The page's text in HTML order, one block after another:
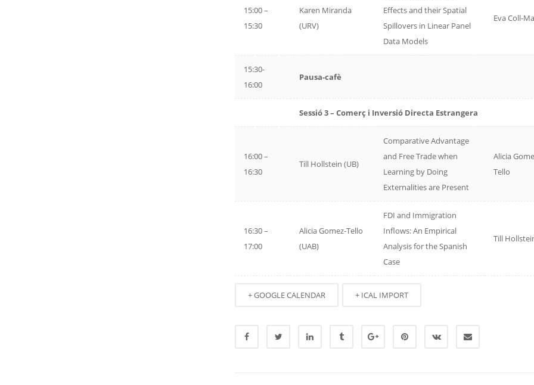
15:00 –
15:30
Karen Miranda
(URV)
Effects and their Spatial
Spillovers in Linear Panel
Data Models
Eva Coll-
15:30-
16:00
Pausa-cafè
Sessió 3 – Comerç i Inversió Directa Estrangera
16:00 –
16:30
Till Hollstein (UB)
Comparative Advantage
and Free Trade when
Learning by Doing
Externalities are Present
Alicia
Tello
16:30 –
17:00
Alicia Gomez-Tello
(UAB)
FDI and Immigration
Inflows: An Empirical
Analysis for the Spanish
Case
Till
+ GOOGLE CALENDAR + ICAL IMPORT